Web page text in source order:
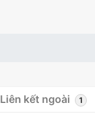
Liên kết ngoài 1